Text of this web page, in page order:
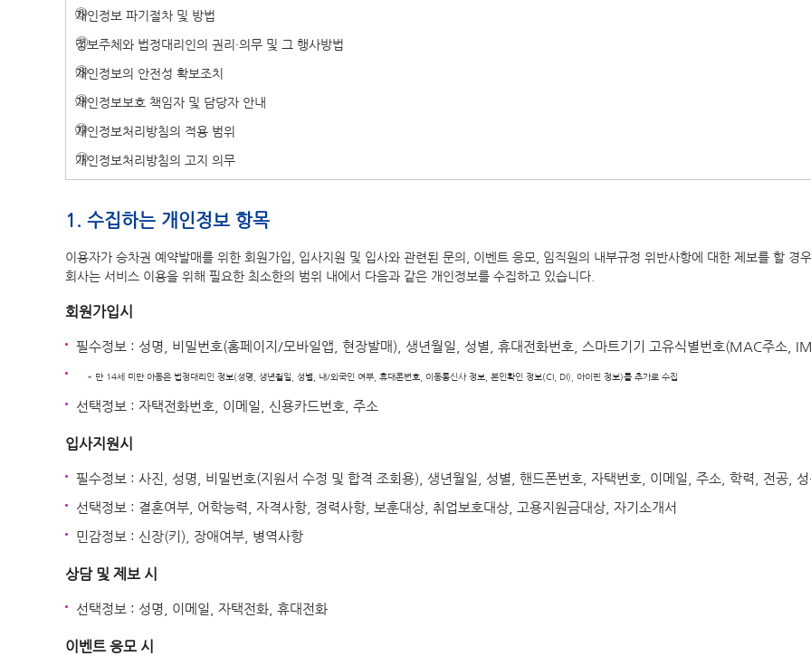
개인정보 파기절차 및 방법
정보주체와 법정대리인의 권리·의무 및 그 행사방법
개인정보의 안전성 확보조치
개인정보보호 책임자 및 담당자 안내
개인정보처리방침의 적용 범위
개인정보처리방침의 고지 의무
1. 수집하는 개인정보 항목
이용자가 승차권 예약발매를 위한 회원가입, 입사지원 및 입사와 관련된 문의, 이벤트 응모, 임직원의 내부규정 위반사항에 대한 제보를 할 경우,
회사는 서비스 이용을 위해 필요한 최소한의 범위 내에서 다음과 같은 개인정보를 수집하고 있습니다.
회원가입시
필수정보 : 성명, 비밀번호(홈페이지/모바일앱, 현장발매), 생년월일, 성별, 휴대전화번호, 스마트기기 고유식별번호(MAC주소,
* 만 14세 미만 아동은 법정대리인 정보(성명, 생년월일, 성별, 내/외국인 여부, 휴대폰번호, 이동통신사 정보, 본인확인 정보(CI, DI), 아이핀 정보)를 추가로 수집
선택정보 : 자택전화번호, 이메일, 신용카드번호, 주소
입사지원시
필수정보 : 사진, 성명, 비밀번호(지원서 수정 및 합격 조회용), 생년월일, 성별, 핸드폰번호, 자택번호, 이메일, 주소, 학력, 전공, 성
선택정보 : 결혼여부, 어학능력, 자격사항, 경력사항, 보훈대상, 취업보호대상, 고용지원금대상, 자기소개서
민감정보 : 신장(키), 장애여부, 병역사항
상담 및 제보 시
선택정보 : 성명, 이메일, 자택전화, 휴대전화
이벤트 응모 시